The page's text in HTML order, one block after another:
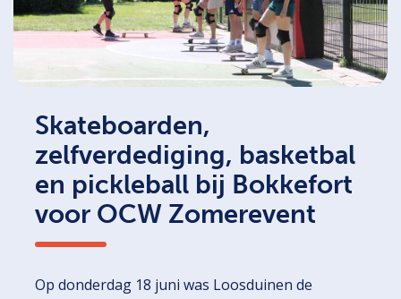
Skateboarden,
zelfverdediging, basketbal
en pickleball bij Bokkefort
voor OCW Zomerevent
Op donderdag 18 juni was Loosduinen de